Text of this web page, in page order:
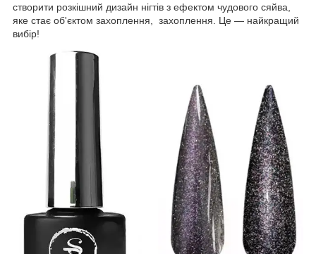
створити розкішний дизайн нігтів з ефектом чудового сяйва,
яке стає об'єктом захоплення, захоплення. Це — найкращий
вибір!